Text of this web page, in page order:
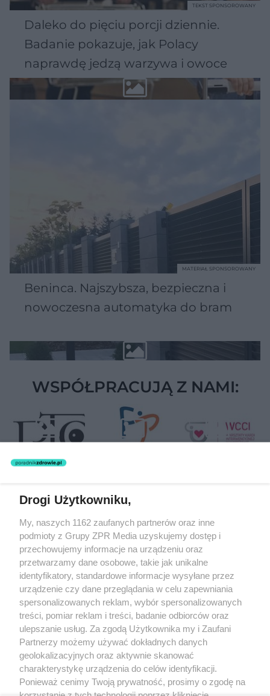
Daleko do pięciu porcji dziennie.
Badanie pokazuje, jak Polacy
naprawdę jedzą warzywa i owoce
TEKST SPONSOROWANY
Beninca. Najszybsza, bezpieczna i
nowoczesna automatyka do bram
MATERIAŁ SPONSOROWANY
WSPÓŁPRACUJĄ Z NAMI:
rozpowszechniany lub dalej rozpowszechniany w jakikolwiek sposób
(w tym także elektroniczny lub mechaniczny) na jakimkolwiek polu
eksploatacji w jakiejkolwiek formie, włącznie z umieszczaniem w
Internecie bez pisemnej zgody właściciela praw. Jakiekolwiek użycie
lub wykorzystanie utworów w całości lub w części z naruszeniem
prawa, tzn. bez właściwej zgody, jest zabronione pod groźbą kary i
może być ścigane prawnie.
O nas
Drogi Użytkowniku,
My, naszych 1162 zaufanych partnerów oraz inne
podmioty z Grupy ZPR Media uzyskujemy dostęp i
przechowujemy informacje na urządzeniu oraz
przetwarzamy dane osobowe, takie jak unikalne
identyfikatory, standardowe informacje wysyłane przez
urządzenie czy dane przeglądania w celu zapewniania
spersonalizowanych reklam, wybór spersonalizowanych
treści, pomiar reklam i treści, badanie odbiorców oraz
ulepszanie usług. Za zgodą Użytkownika my i Zaufani
Partnerzy możemy używać dokładnych danych
geolokalizacyjnych oraz aktywnie skanować
charakterystykę urządzenia do celów identyfikacji.
Ponieważ cenimy Twoją prywatność, prosimy o zgodę na